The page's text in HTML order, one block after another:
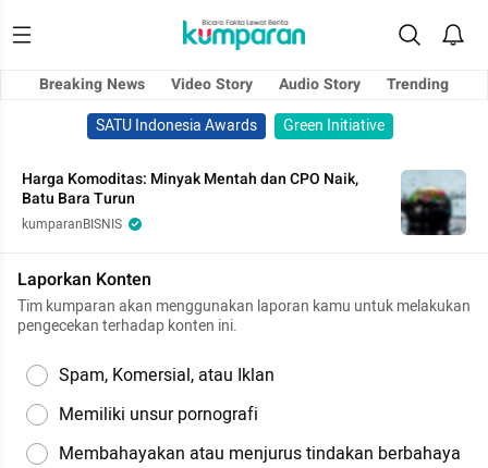
Breaking News Video Story Audio Story
Trending
SATU Indonesia Awards
Green Initiative
Harga Komoditas: Minyak Mentah dan CPO Naik,
Batu Bara Turun
kumparanBISNIS
Laporkan Konten
Tim kumparan akan menggunakan laporan kamu untuk melakukan
pengecekan terhadap konten ini.
Spam, Komersial, atau Iklan
Memiliki unsur pornografi
Membahayakan atau menjurus tindakan berbahaya